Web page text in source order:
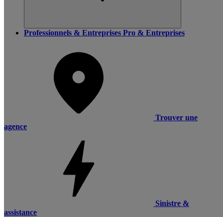
Professionnels & Entreprises Pro & Entreprises
Trouver une
agence
Sinistre &
assistance